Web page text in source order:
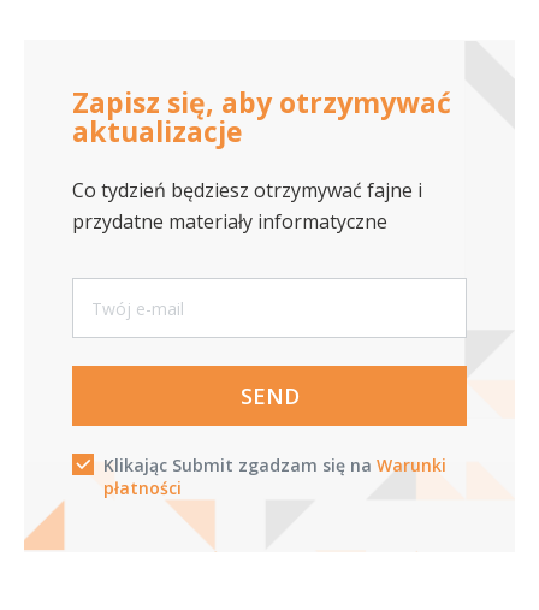
Zapisz się, aby otrzymywać
aktualizacje
Co tydzień będziesz otrzymywać fajne i
przydatne materiały informatyczne
SEND
Klikając Submit zgadzam się na Warunki
płatności